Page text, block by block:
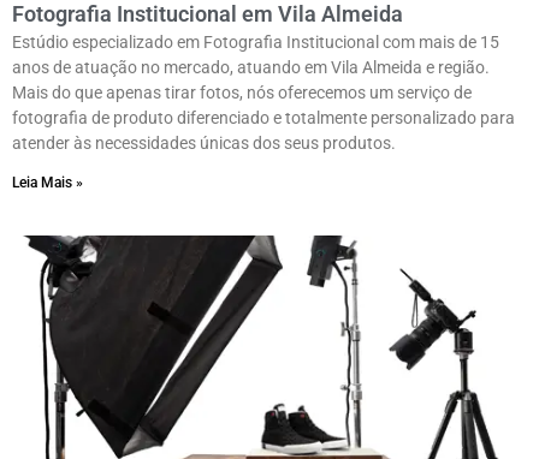
Fotografia Institucional em Vila Almeida
Estúdio especializado em Fotografia Institucional com mais de 15
anos de atuação no mercado, atuando em Vila Almeida e região.
Mais do que apenas tirar fotos, nós oferecemos um serviço de
fotografia de produto diferenciado e totalmente personalizado para
atender às necessidades únicas dos seus produtos.
Leia Mais »